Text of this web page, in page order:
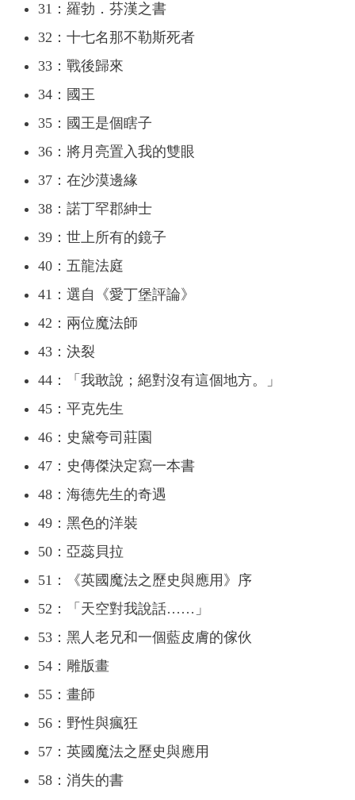
31：羅勃．芬漢之書
32：十七名那不勒斯死者
33：戰後歸來
34：國王
35：國王是個瞎子
36：將月亮置入我的雙眼
37：在沙漠邊緣
38：諾丁罕郡紳士
39：世上所有的鏡子
40：五龍法庭
41：選自《愛丁堡評論》
42：兩位魔法師
43：決裂
44：「我敢說；絕對沒有這個地方。」
45：平克先生
46：史黛夸司莊園
47：史傳傑決定寫一本書
48：海德先生的奇遇
49：黑色的洋裝
50：亞蕊貝拉
51：《英國魔法之歷史與應用》序
52：「天空對我說話……」
53：黑人老兄和一個藍皮膚的傢伙
54：雕版畫
55：畫師
56：野性與瘋狂
57：英國魔法之歷史與應用
58：消失的書